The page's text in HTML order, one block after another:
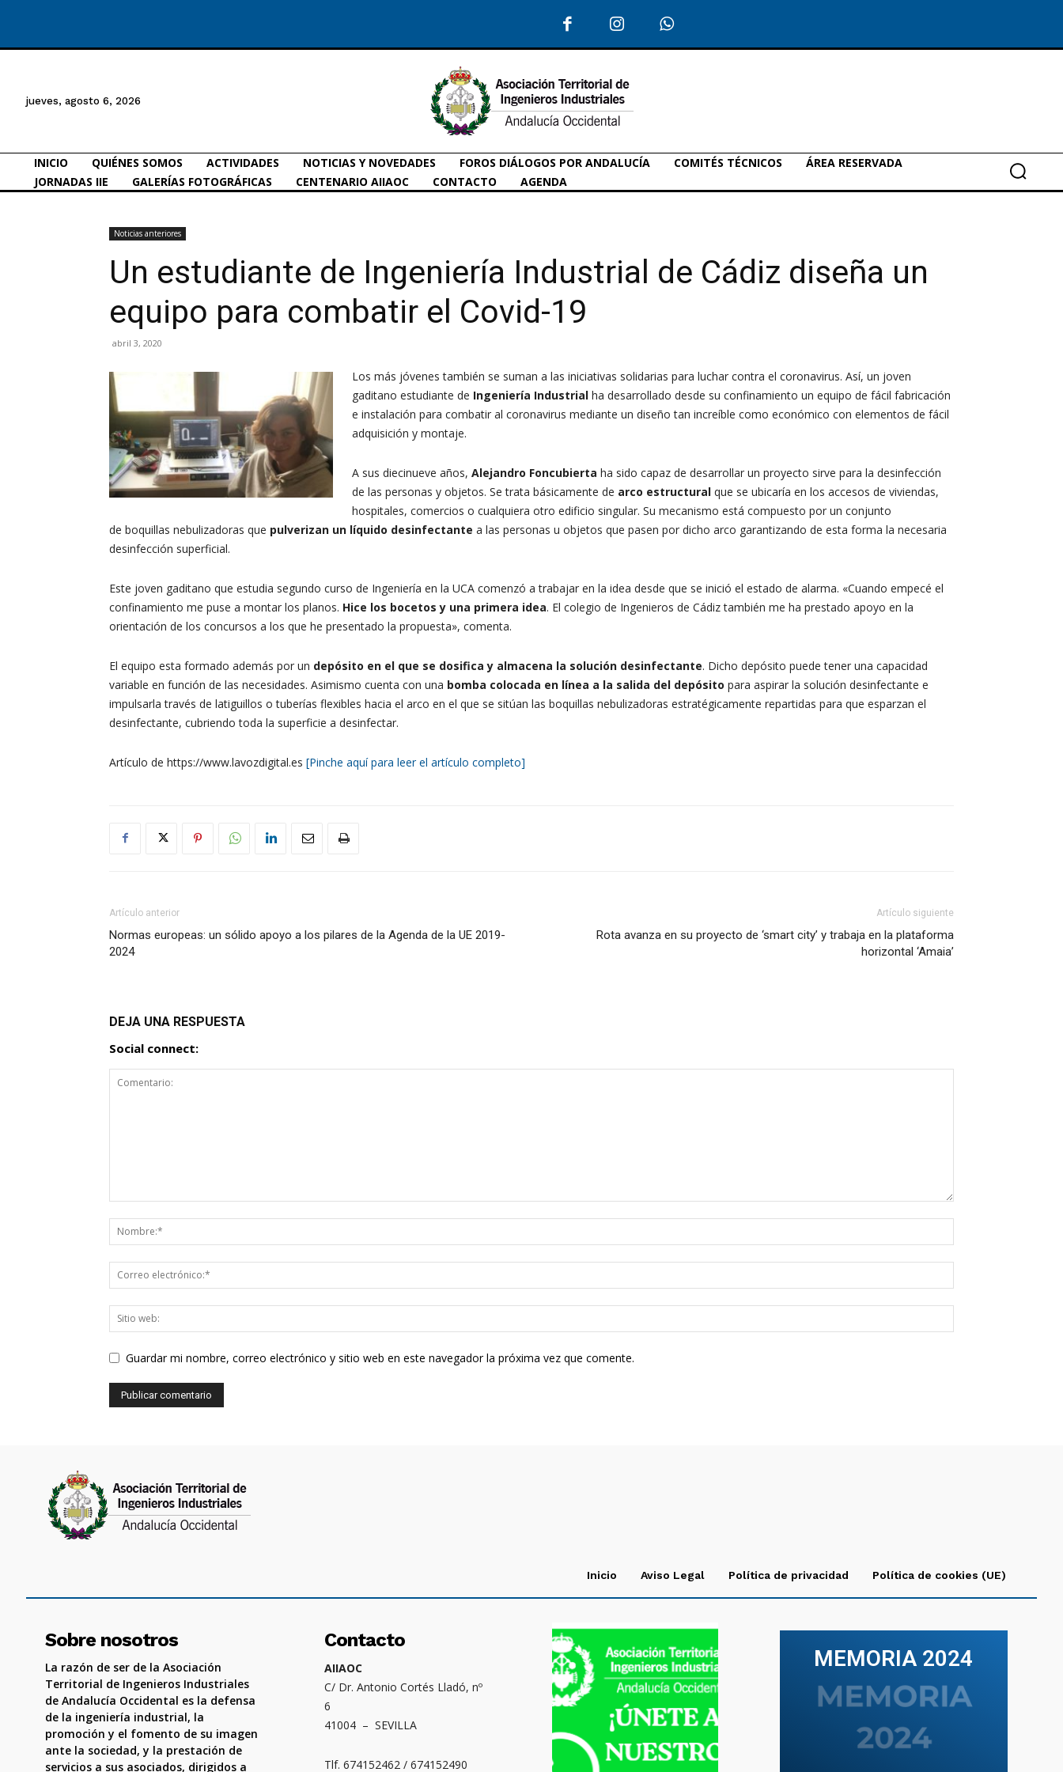
jueves, agosto 6, 2026
INICIO QUIÉNES SOMOS ACTIVIDADES NOTICIAS Y NOVEDADES FOROS DIÁLOGOS POR ANDALUCÍA COMITÉS TÉCNICOS
ÁREA RESERVADA
JORNADAS IIE
GALERÍAS FOTOGRÁFICAS CENTENARIO AIIAOC CONTACTO AGENDA
Noticias anteriores
Un estudiante de Ingeniería Industrial de Cádiz diseña un
equipo para combatir el Covid-19
abril 3, 2020
Los más jóvenes también se suman a las iniciativas solidarias para luchar contra el coronavirus. Así, un joven
gaditano estudiante de Ingeniería Industrial ha desarrollado desde su confinamiento un equipo de fácil fabricación
e instalación para combatir al coronavirus mediante un diseño tan increíble como económico con elementos de fácil
adquisición y montaje.
A sus diecinueve años, Alejandro Foncubierta ha sido capaz de desarrollar un proyecto sirve para la desinfección
de las personas y objetos. Se trata básicamente de arco estructural que se ubicaría en los accesos de viviendas,
hospitales, comercios o cualquiera otro edificio singular. Su mecanismo está compuesto por un conjunto
de boquillas nebulizadoras que pulverizan un líquido desinfectante a las personas u objetos que pasen por dicho arco garantizando de esta forma la necesaria
desinfección superficial.
Este joven gaditano que estudia segundo curso de Ingeniería en la UCA comenzó a trabajar en la idea desde que se inició el estado de alarma. «Cuando empecé el
confinamiento me puse a montar los planos. Hice los bocetos y una primera idea. El colegio de Ingenieros de Cádiz también me ha prestado apoyo en la
orientación de los concursos a los que he presentado la propuesta», comenta.
El equipo esta formado además por un depósito en el que se dosifica y almacena la solución desinfectante. Dicho depósito puede tener una capacidad
variable en función de las necesidades. Asimismo cuenta con una bomba colocada en línea a la salida del depósito para aspirar la solución desinfectante e
impulsarla través de latiguillos o tuberías flexibles hacia el arco en el que se sitúan las boquillas nebulizadoras estratégicamente repartidas para que esparzan el
desinfectante, cubriendo toda la superficie a desinfectar.
Artículo de https://www.lavozdigital.es [Pinche aquí para leer el artículo completo]
Artículo anterior
Normas europeas: un sólido apoyo a los pilares de la Agenda de la UE 2019-
2024
Artículo siguiente
Rota avanza en su proyecto de ‘smart city’ y trabaja en la plataforma
horizontal ‘Amaia’
DEJA UNA RESPUESTA
Social connect:
Guardar mi nombre, correo electrónico y sitio web en este navegador la próxima vez que comente.
Inicio Aviso Legal Política de privacidad Política de cookies (UE)
Sobre nosotros
La razón de ser de la Asociación
Territorial de Ingenieros Industriales
de Andalucía Occidental es la defensa
de la ingeniería industrial, la
promoción y el fomento de su imagen
ante la sociedad, y la prestación de
servicios a sus asociados, dirigidos a
Contacto
AIIAOC
C/ Dr. Antonio Cortés Lladó, nº
6
41004 – SEVILLA
Tlf. 674152462 / 674152490
MEMORIA 2024